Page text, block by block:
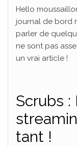
Hello
journal de bord
parler de
ne sont pas
un vrai article !
Scrubs :
tant !